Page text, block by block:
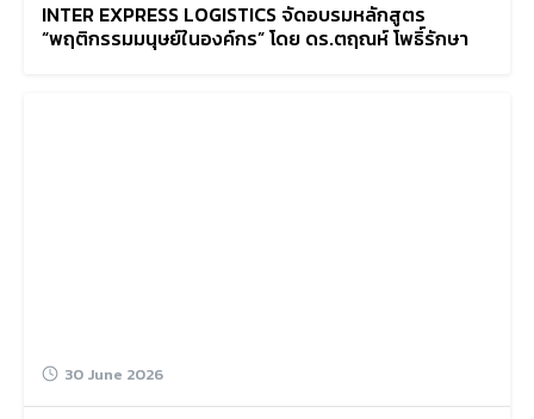
Search
for:
INTER EXPRESS LOGISTICS จัดอบรมหลักสูตร
“พฤติกรรมมนุษย์ในองค์กร” โดย ดร.ตฤณห์ โพธิ์รักษา
30 June 2026